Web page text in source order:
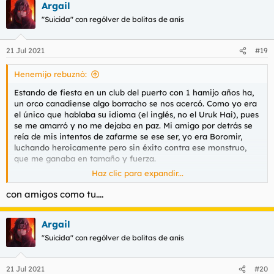
Argail
"Suicida" con rególver de bolitas de anís
21 Jul 2021 #19
Henemijo rebuznó:
Estando de fiesta en un club del puerto con 1 hamijo años ha,
un orco canadiense algo borracho se nos acercó. Como yo era
el único que hablaba su idioma (el inglés, no el Uruk Hai), pues
se me amarró y no me dejaba en paz. Mi amigo por detrás se
reía de mis intentos de zafarme se ese ser, yo era Boromir,
luchando heroicamente pero sin éxito contra ese monstruo,
que me ganaba en tamaño y fuerza.
El orco fue a mear y mi hamijo vino a descojonarse aún más de
mí.
Entonces la hija de Mordor volvió de descargar lo que fuera
que llevaba dentro y volvió a la carga, cada vez intentando
tema más descaradamente. "Oh I don't want to leave without
trying some Spanish macho".
Entonces en un momento de iluminación le dije "my hamijo no
habla inglés pero me acaba de decir que le gustas un poco y
Haz clic para expandir...
con amigos como tu....
Argail
"Suicida" con rególver de bolitas de anís
21 Jul 2021 #20